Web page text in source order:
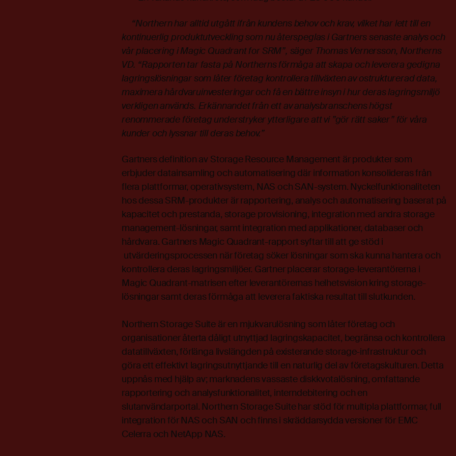
“Northern har alltid utgått ifrån kundens behov och krav, vilket har lett till en
kontinuerlig produktutveckling som nu återspeglas i Gartners senaste analys och
vår placering i Magic Quadrant for SRM”, säger Thomas Vernersson, Northerns
VD. “Rapporten tar fasta på Northerns förmåga att skapa och leverera gedigna
lagringslösningar som låter företag kontrollera tillväxten av ostrukturerad data,
maximera hårdvaruinvesteringar och få en bättre insyn i hur deras lagringsmiljö
verkligen används. Erkännandet från ett av analysbranschens högst
renommerade företag understryker ytterligare att vi ”gör rätt saker” för våra
kunder och lyssnar till deras behov.”
Gartners definition av Storage Resource Management är produkter som
erbjuder datainsamling och automatisering där information konsolideras från
flera plattformar, operativsystem, NAS och SAN-system. Nyckelfunktionaliteten
hos dessa SRM-produkter är rapportering, analys och automatisering baserat på
kapacitet och prestanda, storage provisioning, integration med andra storage
management-lösningar, samt integration med applikationer, databaser och
hårdvara. Gartners Magic Quadrant-rapport syftar till att ge stöd i
utvärderingsprocessen när företag söker lösningar som ska kunna hantera och
kontrollera deras lagringsmiljöer. Gartner placerar storage-leverantörerna i
Magic Quadrant-matrisen efter leverantörernas helhetsvision kring storage-
lösningar samt deras förmåga att leverera faktiska resultat till slutkunden.
Northern Storage Suite är en mjukvarulösning som låter företag och
organisationer återta dåligt utnyttjad lagringskapacitet, begränsa och kontrollera
datatillväxten, förlänga livslängden på existerande storage-infrastruktur och
göra ett effektivt lagringsutnyttjande till en naturlig del av företagskulturen. Detta
uppnås med hjälp av; marknadens vassaste diskkvotalösning, omfattande
rapportering och analysfunktionalitet, interndebitering och en
slutanvändarportal. Northern Storage Suite har stöd för multipla plattformar, full
integration för NAS och SAN och finns i skräddarsydda versioner för EMC
Celerra och NetApp NAS.